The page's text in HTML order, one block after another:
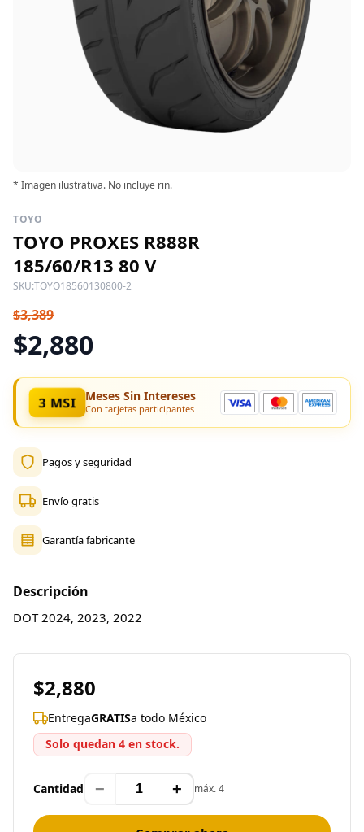
* Imagen ilustrativa. No incluye rin.
TOYO
TOYO PROXES R888R
185/60/R13 80 V
SKU:TOYO18560130800-2
$3,389
$2,880
3 MSI Meses Sin Intereses
Con tarjetas participantes
Pagos y seguridad
Envío gratis
Garantía fabricante
Descripción
DOT 2024, 2023, 2022
$2,880
EntregaGRATISa todo México
Solo quedan 4 en stock.
Cantidad − + máx. 4